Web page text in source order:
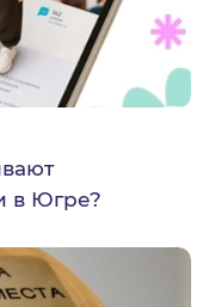
в Югре?